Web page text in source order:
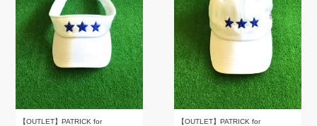
【OUTLET】PATRICK for
【OUTLET】PATRICK for